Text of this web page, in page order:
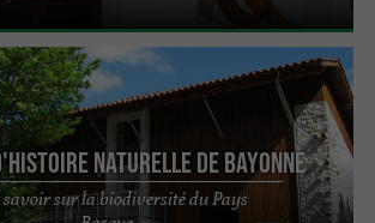
naturelle de Bayonne
sur la biodiversité du Pays